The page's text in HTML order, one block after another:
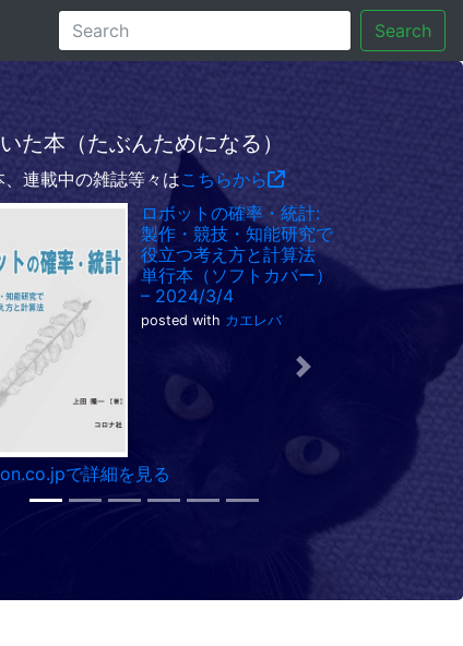
Search
た本（たぶんためになる）
、連載中の雑誌等々はこちらから
ロボットの確率・統計:
製作・競技・知能研究で
役立つ考え方と計算法
単行本（ソフトカバー）
– 2024/3/4
posted with カエレバ
で詳細を見る
Next